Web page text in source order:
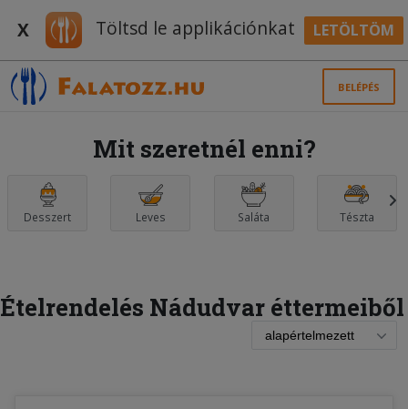
X Töltsd le applikációnkat LETÖLTÖM
BELÉPÉS
Mit szeretnél enni?
Desszert Leves Saláta Tészta
Ételrendelés Nádudvar éttermeiből